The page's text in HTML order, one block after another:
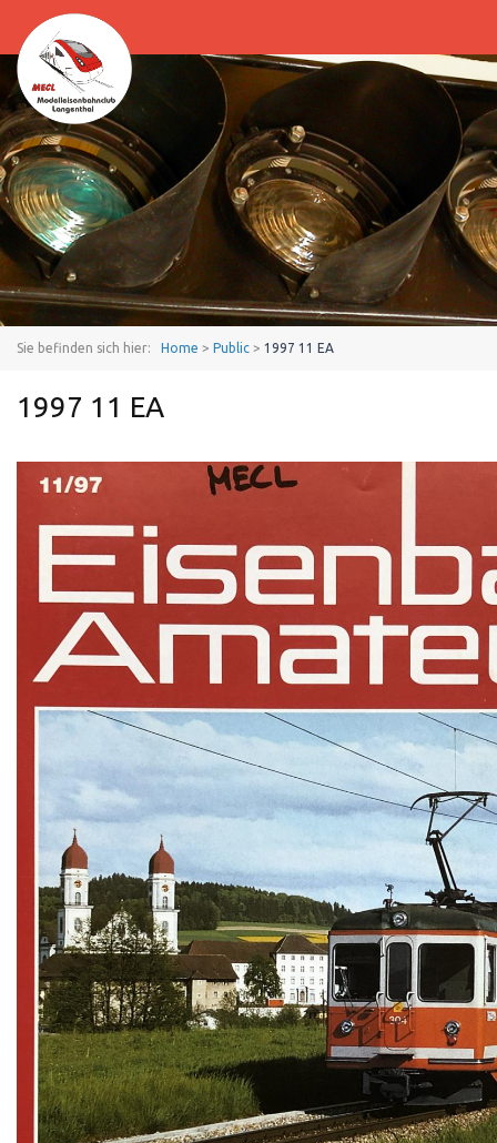
Sie befinden sich hier: Home > Public > 1997 11 EA
1997 11 EA